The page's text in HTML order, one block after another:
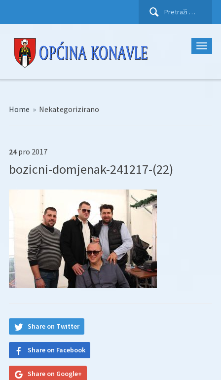
Pretraži:
Home » Nekategorizirano
24 pro 2017
bozicni-domjenak-241217-(22)
Share on Twitter
Share on Facebook
Share on Google+